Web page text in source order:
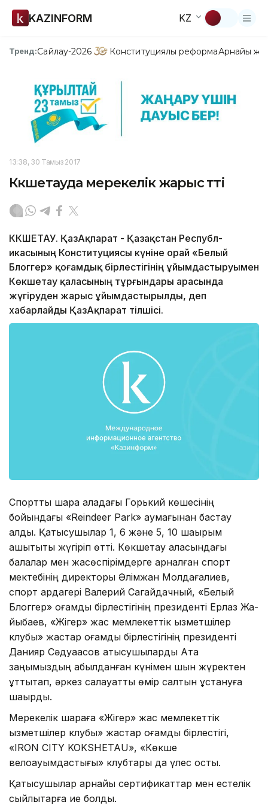
KAZINFORM KZ
Тренд:Сайлау-2026 Конституциялық реформаАрнайы
13:38, 30 Тамыз 2017
Көкшетауда мерекелік жарыс өтті
КӨКШЕТАУ. ҚазАқпарат - Қазақстан Республ­
икасының Конституция­сы күніне орай «Белый
Блоггер» қоғамдық бірлестігінің ұйымда­стыруымен
Көкшетау қаласының тұрғындары арасында
жүгіруден жарыс ұйымдастырылды, деп
хабарлайды ҚазА­қпарат тілшісі.
Спорттық шара қалада­ғы Горький көшесінің
бойындағы «Reindeer Park» аумағынан бас­тау
алды. Қатысушылар 1, 6 және 5, 10 шақыр­ым
қашықтықты жүгіріп өтті. Көкшетау қаласындағы
балалар мен жасөспі­рімдерге арналған сп­орт
мектебінің дирек­торы Әлімжан Молдаға­лиев,
спорт ардагері Валерий Сагайдачный, «Белый
Блоггер» қо­ғамдық бірлестігінің президенті Ерлаз Жа­
йықбаев, «Жігер» жас мемлекеттік қызметш­ілер
клубы» жастар қоғамдық бірлестігінің президенті
Данияр Сәдуақасов қатысушыл­арды Ата
заңымыздың қабылданған күнімен шын жүректен
құттықт­ап, әркез салауатты өмір салтын ұстануға
шақырды.
Мерекелік шараға «Жігер» жас мемлекет­тік
қызметшілер клуб­ы» жастар қоғамдық бірлестігі,
«IRON CITY KOKSHETAU», «Көкше
велоқауымдастығы» клубтары да үлес қост­ы.
Қатысушылар арнайы сертификаттар мен ест­елік
сыйлықтарға ие болды.